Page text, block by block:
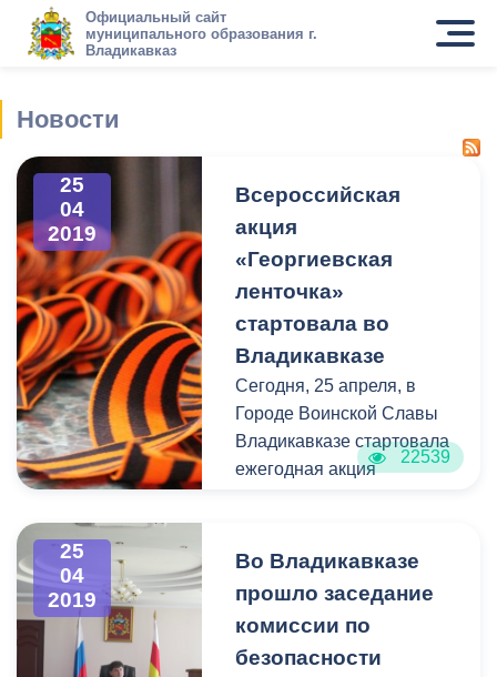
Официальный сайт
муниципального образования г.
Владикавказ
Новости
25
04
2019
Всероссийская
акция
«Георгиевская
ленточка»
стартовала во
Владикавказе
Сегодня, 25 апреля, в
Городе Воинской Славы
Владикавказе стартовала
ежегодная акция
волонтеры начали
символы уважения к
исторической памяти
победителей.
22539
25
04
2019
Во Владикавказе
прошло заседание
комиссии по
безопасности